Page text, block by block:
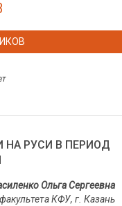
НА РУСИ В ПЕРИОД
Ольга Сергеевна
КФУ, г. Казань